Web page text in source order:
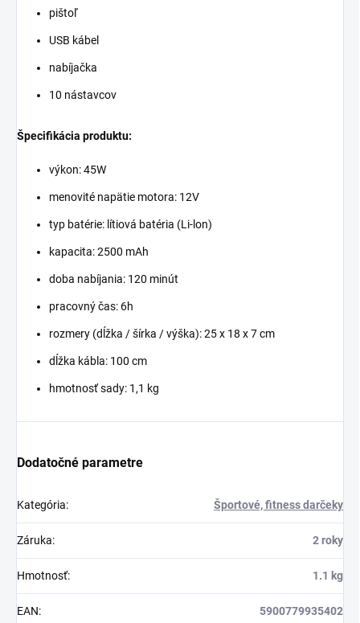
pištoľ
USB kábel
nabíjačka
10 nástavcov
Špecifikácia produktu:
výkon: 45W
menovité napätie motora: 12V
typ batérie: lítiová batéria (Li-lon)
kapacita: 2500 mAh
doba nabíjania: 120 minút
pracovný čas: 6h
rozmery (dĺžka / šírka / výška): 25 x 18 x 7 cm
dĺžka kábla: 100 cm
hmotnosť sady: 1,1 kg
Dodatočné parametre
Kategória: Športové, fitness darčeky
Záruka: 2 roky
Hmotnosť: 1.1 kg
EAN: 5900779935402